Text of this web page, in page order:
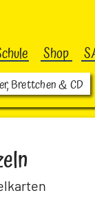
Shop
Brettchen & CD